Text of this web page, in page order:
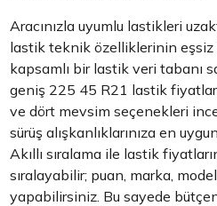
Aracınızla uyumlu lastikleri
lastik teknik özelliklerinin eşsiz
kapsamlı bir lastik veri tabanı
geniş 225 45 R21 lastik fiyatları
ve dört mevsim seçenekleri
sürüş alışkanlıklarınıza en
Akıllı sıralama ile lastik
sıralayabilir; puan, marka,
yapabilirsiniz. Bu sayede